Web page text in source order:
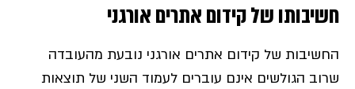
חשיבותו של קידום אתרים אורגני
החשיבות של קידום אתרים אורגני נובעת מהעובדה
שרוב הגולשים אינם עוברים לעמוד השני של תוצאות